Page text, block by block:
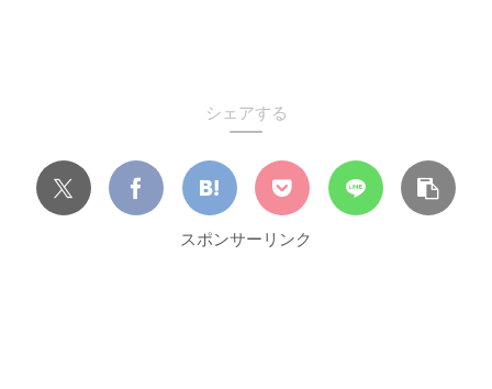
シェアする
スポンサーリンク